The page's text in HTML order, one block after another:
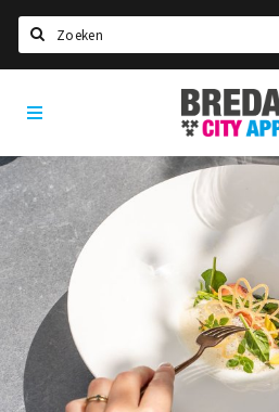
Home
Agenda
Deals
Party pics
Nieuws, interviews & blogs
Eten
Drinken
Slapen
Breda
City
App